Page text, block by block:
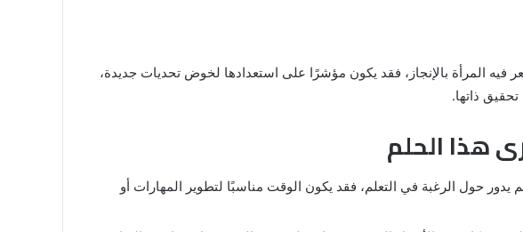
فيه المرأة بالإنجاز، فقد يكون مؤشرًا على استعدادها لخوض تحديات جديدة،
ذاتها.
هذا الحلم
يدور حول الرغبة في التعلم، فقد يكون الوقت مناسبًا لتطوير المهارات أو